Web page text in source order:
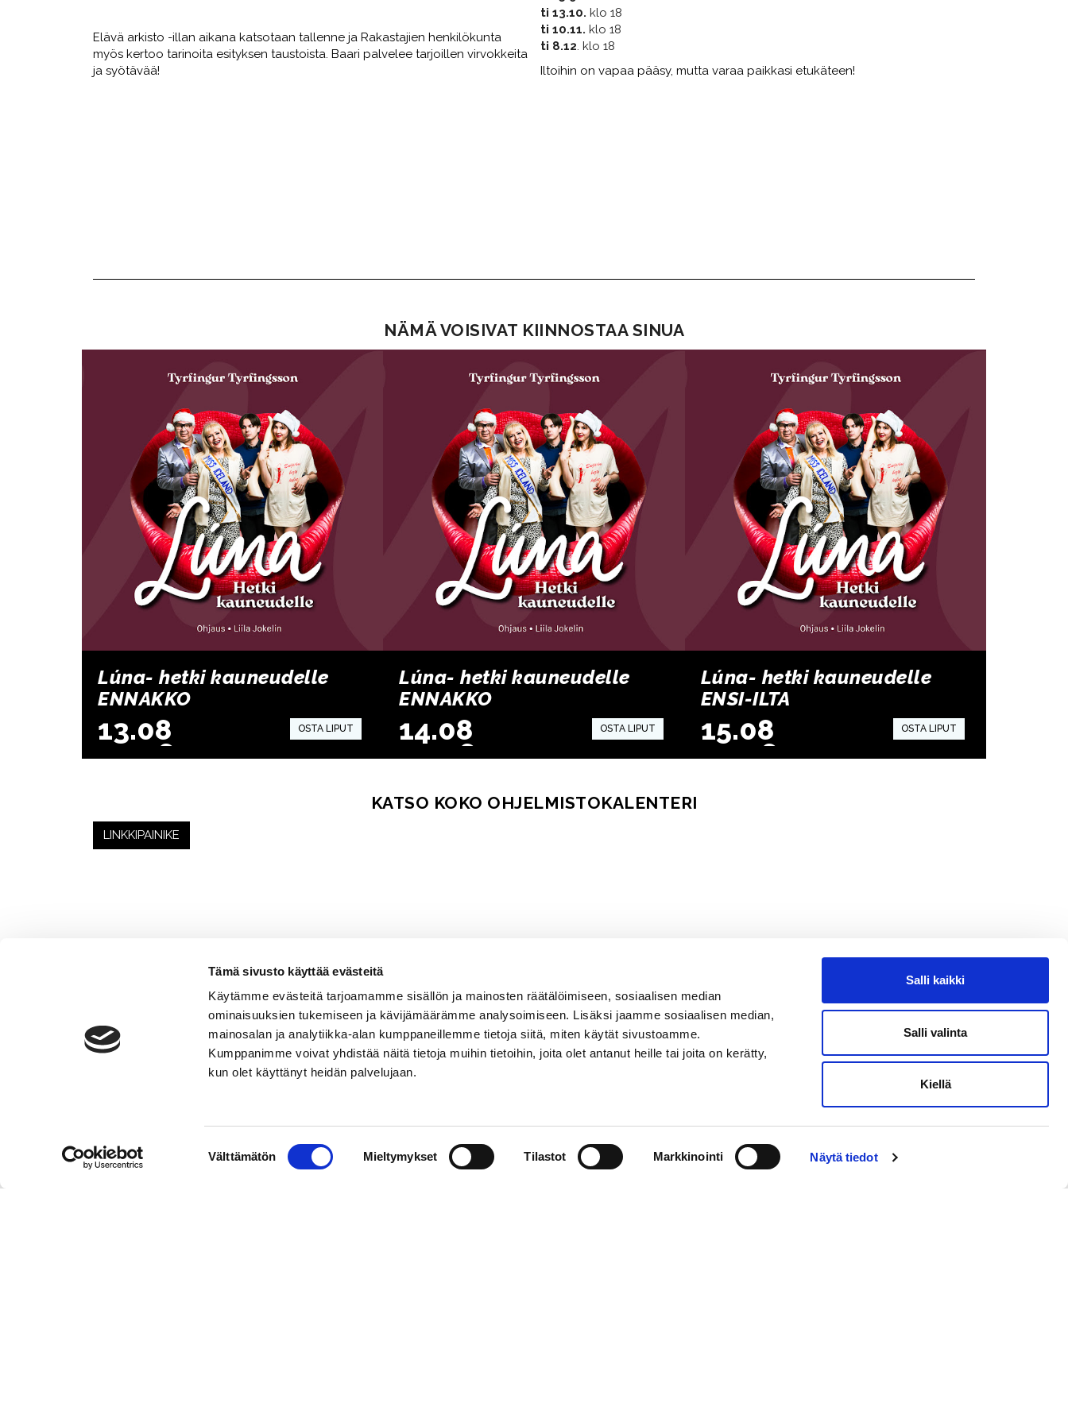
Tämä sivusto käyttää evästeitä
Käytämme evästeitä tarjoamamme sisällön ja mainosten räätälöimiseen, sosiaalisen median
ominaisuuksien tukemiseen ja kävijämäärämme analysoimiseen. Lisäksi jaamme sosiaalisen median,
mainosalan ja analytiikka-alan kumppaneillemme tietoja siitä, miten käytät sivustoamme.
Kumppanimme voivat yhdistää näitä tietoja muihin tietoihin, joita olet antanut heille tai joita on kerätty,
kun olet käyttänyt heidän palvelujaan.
Välttämätön Mieltymykset Tilastot Markkinointi Näytä tiedot
Salli kaikki
Salli valinta
Kiellä
Elävä arkisto -illan aikana katsotaan tallenne ja Rakastajien henkilökunta
myös kertoo tarinoita esityksen taustoista. Baari palvelee tarjoillen virvokkeita
ja syötävää!
ti 13.10. klo 18
ti 10.11. klo 18
ti 8.12. klo 18
Iltoihin on vapaa pääsy, mutta varaa paikkasi etukäteen!
​​​​​​​NÄMÄ VOISIVAT KIINNOSTAA SINUA
Lúna- hetki kauneudelle
ENNAKKO
13.08
.2026
Lúna- hetki kauneudelle
ENNAKKO
14.08
.2026
Lúna- hetki kauneudelle
ENSI-ILTA
15.08
.2026
KATSO KOKO OHJELMISTOKALENTERI
LINKKIPAINIKE